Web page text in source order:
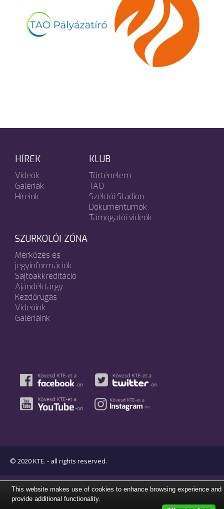
HÍREK
Videók
Galériák
Híreink
KLUB
Történelem
TAO
Széktói Stadion
Dokumentumok
Támogatói videók
SZURKOLÓI ZÓNA
Mérkőzés és
jegyinformációk
Sajtóakkreditáció
Ajándéktárgy
Kezdőrúgás
Videóink
Galériáink
© 2020 KTE. - all rights reserved.
This website makes use of cookies to enhance browsing experience and
provide additional functionality.